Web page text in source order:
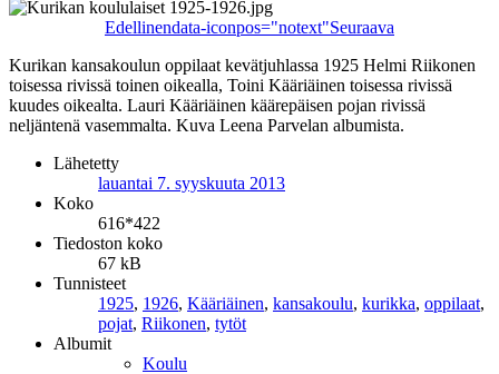
Edellinendata-iconpos="notext"Seuraava
Kurikan kansakoulun oppilaat kevätjuhlassa 1925 Helmi Riikonen
toisessa rivissä toinen oikealla, Toini Kääriäinen toisessa rivissä
kuudes oikealta. Lauri Kääriäinen käärepäisen pojan rivissä
neljäntenä vasemmalta. Kuva Leena Parvelan albumista.
Lähetetty
lauantai 7. syyskuuta 2013
Koko
616*422
Tiedoston koko
67 kB
Tunnisteet
1925, 1926, Kääriäinen, kansakoulu, kurikka, oppilaat,
pojat, Riikonen, tytöt
Albumit
Koulu